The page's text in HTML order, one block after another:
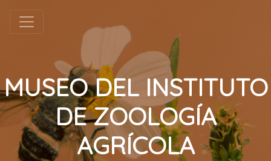
MUSEO DEL INSTITUTO
DE ZOOLOGÍA
AGRÍCOLA